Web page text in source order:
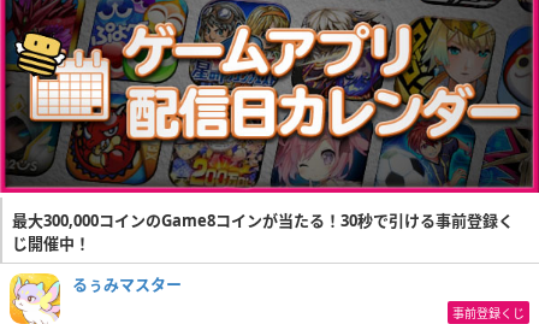
最大300,000コインのGame8コインが当たる！30秒で引ける事前登録く
じ開催中！
るぅみマスター
事前登録くじ